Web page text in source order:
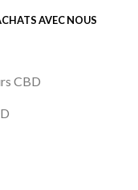
AVEC NOUS
CBD